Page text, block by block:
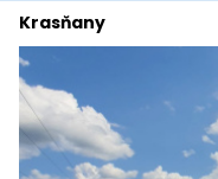
Krasňany